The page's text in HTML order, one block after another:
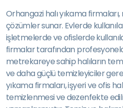
Orhangazi halı yıkama
çözümler sunar. Evlerde
işletmelerde ve ofislerde
firmalar tarafından
metrekareye sahip halıların
ve daha güçlü temizleyiciler
yıkama firmaları, işyeri ve ofis
temizlenmesi ve dezenfekte